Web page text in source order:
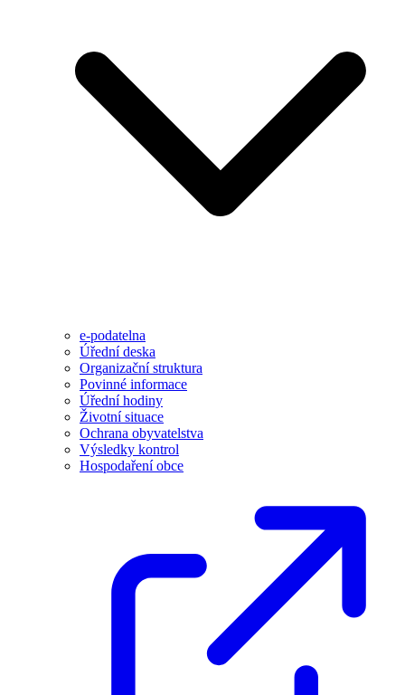
e-podatelna
Úřední deska
Organizační struktura
Povinné informace
Úřední hodiny
Životní situace
Ochrana obyvatelstva
Výsledky kontrol
Hospodaření obce